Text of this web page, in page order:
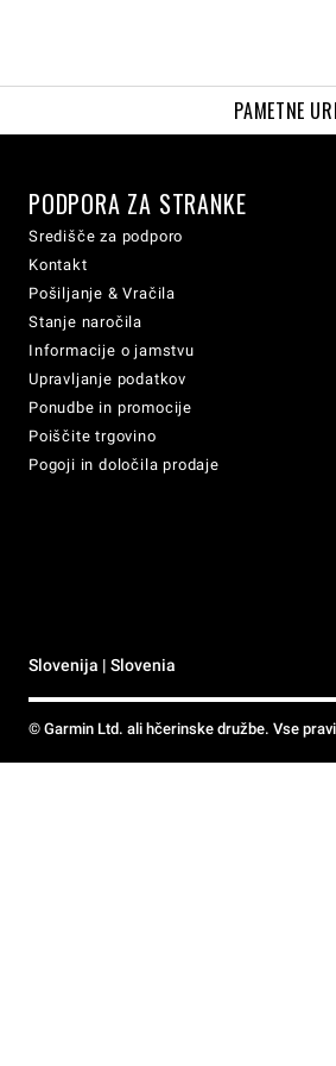
PAMETNE
PODPORA ZA STRANKE
Središče za podporo
Kontakt
Pošiljanje & Vračila
Stanje naročila
Informacije o jamstvu
Upravljanje podatkov
Ponudbe in promocije
Poiščite trgovino
Pogoji in določila prodaje
Slovenija | Slovenia
© Garmin Ltd. ali hčerinske družbe. Vse